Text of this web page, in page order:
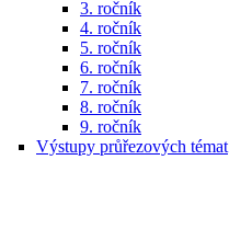
3. ročník
4. ročník
5. ročník
6. ročník
7. ročník
8. ročník
9. ročník
Výstupy průřezových témat